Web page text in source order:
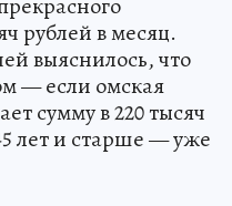
рублей в месяц.
выяснилось, что
— если омская
сумму в 220 тысяч
лет и старше — уже